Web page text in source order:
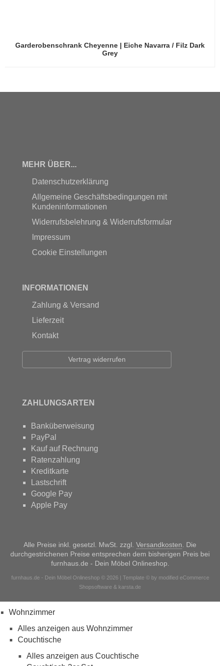
Garderobenschrank Cheyenne | Eiche Navarra / Filz Dark
Grey
MEHR ÜBER...
Datenschutzerklärung
Allgemeine Geschäftsbedingungen mit
Kundeninformationen
Widerrufsbelehrung & Widerrufsformular
Impressum
Cookie Einstellungen
INFORMATIONEN
Zahlung & Versand
Lieferzeit
Kontakt
Vertrag widerrufen
ZAHLUNGSARTEN
Banküberweisung
PayPal
Kauf auf Rechnung
Ratenzahlung
Kreditkarte
Lastschrift
Google Pay
Apple Pay
Alle Preise inkl. gesetzl. MwSt. zzgl. Versandkosten. Die
durchgestrichenen Preise entsprechen dem bisherigen Preis bei
furnhaus.de - Dein Möbel Onlineshop.
furnhaus.de - Dein Möbel Onlineshop © 2026 | Template © by modified eCommerce
Shopsoftware & karsta.de
Wohnzimmer
Alles anzeigen aus Wohnzimmer
Couchtische
Alles anzeigen aus Couchtische